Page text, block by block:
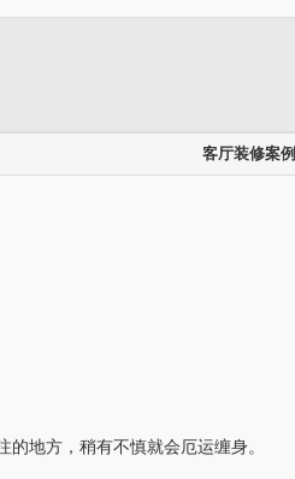
客厅装修案例
地方，稍有不慎就会厄运缠身。